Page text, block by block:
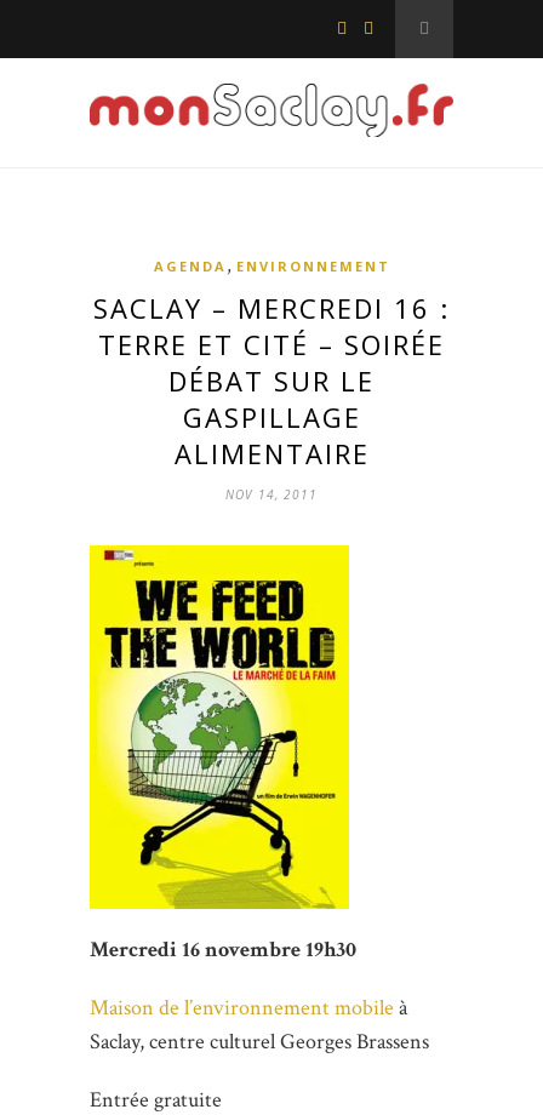
AGENDA , ENVIRONNEMENT
SACLAY – MERCREDI 16 :
TERRE ET CITÉ – SOIRÉE
DÉBAT SUR LE
GASPILLAGE
ALIMENTAIRE
NOV 14, 2011
Mercredi 16 novembre 19h30
Maison de l’environnement mobile à
Saclay, centre culturel Georges Brassens
Entrée gratuite